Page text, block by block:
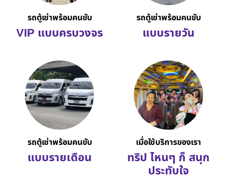
รถตู้เช่าพร้อมคนขับ
VIP แบบครบวงจร
รถตู้เช่าพร้อมคนขับ
แบบรายวัน
รถตู้เช่าพร้อมคนขับ
แบบรายเดือน
เมื่อใช้บริการของเรา
ทริป ไหนๆ ก็ สนุก
ประทับใจ